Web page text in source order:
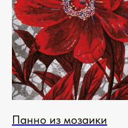
Панно из мозаики